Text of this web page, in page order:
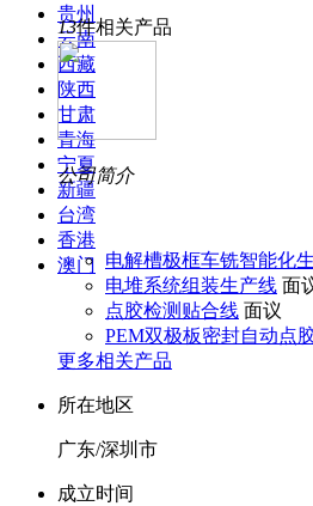
贵州
云南
西藏
陕西
甘肃
青海
宁夏
新疆
台湾
香港
澳门
13件相关产品
公司简介
电解槽极框车铣智能化
电堆系统组装生产线 面
点胶检测贴合线 面议
PEM双极板密封自动点
更多相关产品
所在地区
广东/深圳市
成立时间